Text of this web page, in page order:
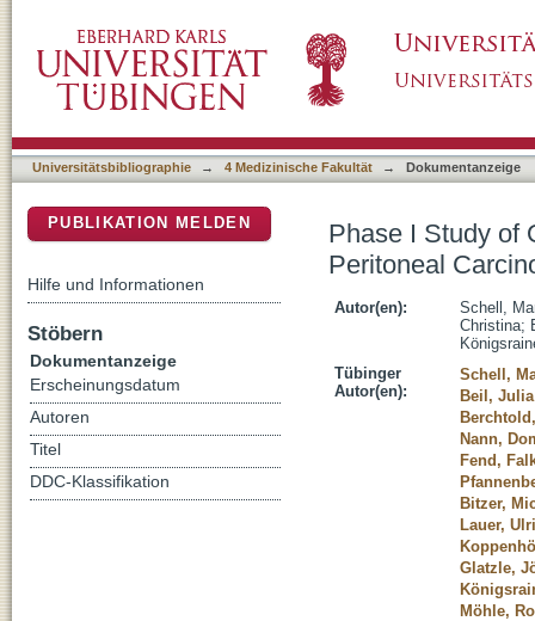
Universitätsbibliographie → 4 Medizinische Fakultät → Dokumentanzeige
Phase I Study of
Peritoneal
Autor(en):
Schell,
Christina;
Tübinger
Autor(en):
Schell,
Beil, Julia
Nann,
Fend,
Bitzer,
Lauer,
Glatzle,
Möhle,
PUBLIKATION MELDEN
Hilfe und Informationen
Stöbern
Dokumentanzeige
Erscheinungsdatum
Autoren
Titel
DDC-Klassifikation